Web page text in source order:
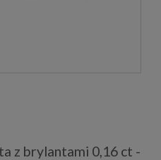
z brylantami 0,16 ct -